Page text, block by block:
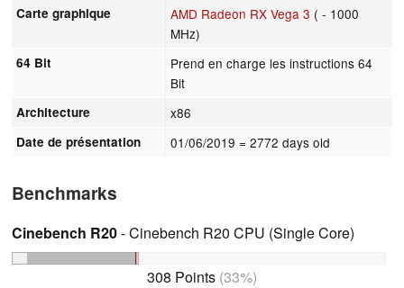
Carte graphique AMD Radeon RX Vega 3 ( - 1000
MHz)
64 Bit
Prend en charge les instructions 64
Bit
Architecture x86
Date de présentation 01/06/2019 = 2772 days old
Benchmarks
Cinebench R20- Cinebench R20 CPU (Single Core)
308 Points (33%)